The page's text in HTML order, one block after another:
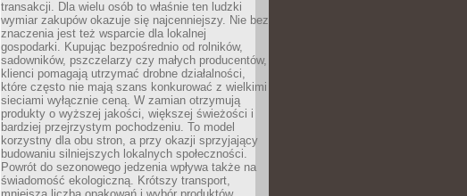
transakcji. Dla wielu osób to właśnie ten ludzki
wymiar zakupów okazuje się najcenniejszy. Nie bez
znaczenia jest też wsparcie dla lokalnej
gospodarki. Kupując bezpośrednio od rolników,
sadowników, pszczelarzy czy małych producentów,
klienci pomagają utrzymać drobne działalności,
które często nie mają szans konkurować z wielkimi
sieciami wyłącznie ceną. W zamian otrzymują
produkty o wyższej jakości, większej świeżości i
bardziej przejrzystym pochodzeniu. To model
korzystny dla obu stron, a przy okazji sprzyjający
budowaniu silniejszych lokalnych społeczności.
Powrót do sezonowego jedzenia wpływa także na
świadomość ekologiczną. Krótszy transport,